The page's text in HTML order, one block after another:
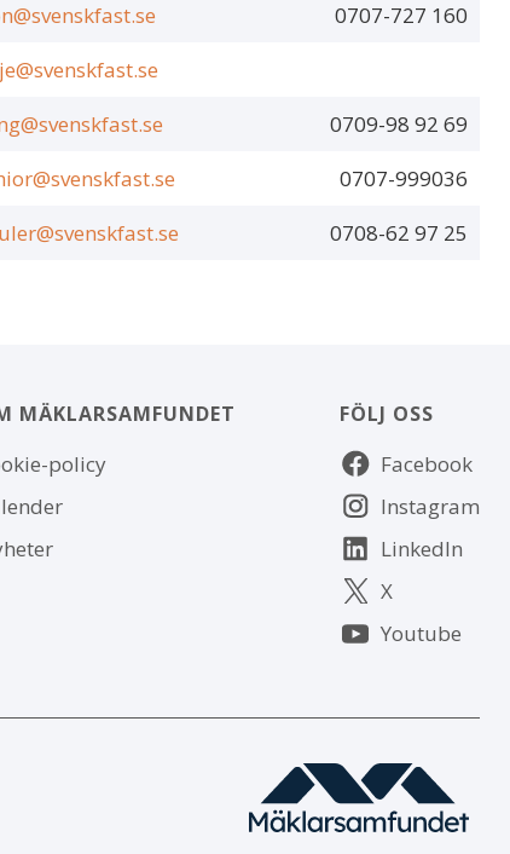
0707-727 160
0709-98 92 69
0707-999036
0708-62 97 25
MÄKLARSAMFUNDET
policy
FÖLJ OSS
Följ
oss
Facebook
Instagram
LinkedIn
X
Youtube